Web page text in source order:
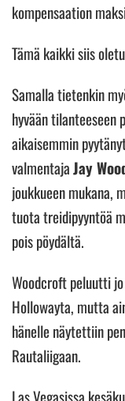
kompensaation
Tämä kaikki siis
Samalla tietenkin
hyvään
aikaisemmin
valmentajaJay
joukkueen mukana,
tuota treidipyyntöä
pois pöydältä.
Woodcroft peluutti
Hollowayta, mutta
hänelle näytettiin
Rautaliigaan.